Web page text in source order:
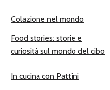
Colazione nel mondo
Food stories: storie e
curiosità sul mondo del cibo
In cucina con Pattìni